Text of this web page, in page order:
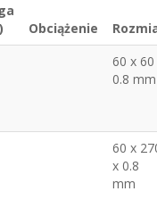
Obciążenie
60 x
0.8 mm
60 x
x 0.8
mm